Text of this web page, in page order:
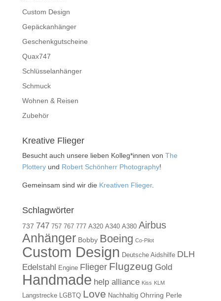
Custom Design
Gepäckanhänger
Geschenkgutscheine
Quax747
Schlüsselanhänger
Schmuck
Wohnen & Reisen
Zubehör
Kreative Flieger
Besucht auch unsere lieben Kolleg*innen von The
Plotteryund Robert Schönherr Photography!
Gemeinsam sind wir die Kreativen Flieger.
Schlagwörter
737 747 757 767 777 A320 A340 A380 Airbus
Anhänger Bobby Boeing Co-Pilot
Custom Design Deutsche Aidshilfe DLH
Edelstahl Engine Flieger Flugzeug Gold
Handmade help alliance Kiss KLM
Langstrecke LGBTQ Love Nachhaltig Ohrring Perle